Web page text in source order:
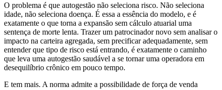
O problema é que autogestão não seleciona risco. Não seleciona
idade, não seleciona doença. É essa a essência do modelo, e é
exatamente o que torna a expansão sem cálculo atuarial uma
sentença de morte lenta. Trazer um patrocinador novo sem analisar o
impacto na carteira agregada, sem precificar adequadamente, sem
entender que tipo de risco está entrando, é exatamente o caminho
que leva uma autogestão saudável a se tornar uma operadora em
desequilíbrio crônico em pouco tempo.
E tem mais. A norma admite a possibilidade de força de venda